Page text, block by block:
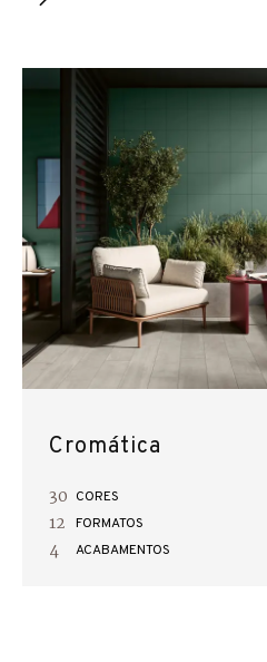
Cromática
30 CORES
12 FORMATOS
4 ACABAMENTOS